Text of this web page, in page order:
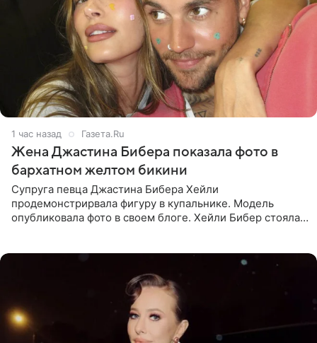
1 час назад Газета.Ru
Жена Джастина Бибера показала фото в
бархатном желтом бикини
Супруга певца Джастина Бибера Хейли
продемонстрирвала фигуру в купальнике. Модель
опубликовала фото в своем блоге. Хейли Бибер стояла